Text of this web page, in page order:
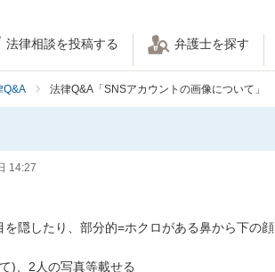
法律相談を投稿する 弁護士を探す
Q&A 法律Q&A「SNSアカウントの画像について」
14:27
隠したり、部分的=ホクロがある鼻から下の顔
)、2人の写真等載せる